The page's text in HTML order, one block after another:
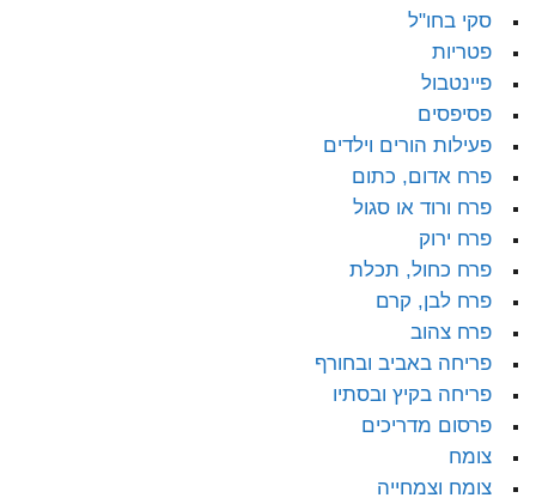
סקי בחו"ל
פטריות
פיינטבול
פסיפסים
פעילות הורים וילדים
פרח אדום, כתום
פרח ורוד או סגול
פרח ירוק
פרח כחול, תכלת
פרח לבן, קרם
פרח צהוב
פריחה באביב ובחורף
פריחה בקיץ ובסתיו
פרסום מדריכים
צומח
צומח וצמחייה